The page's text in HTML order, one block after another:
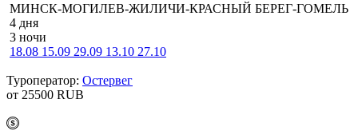
МИНСК-МОГИЛЕВ-ЖИЛИЧИ-КРАСНЫЙ БЕРЕГ-ГОМЕЛЬ
4 дня
3 ночи
18.08 15.09 29.09 13.10 27.10
Туроператор: Остервег
от 25500 RUB